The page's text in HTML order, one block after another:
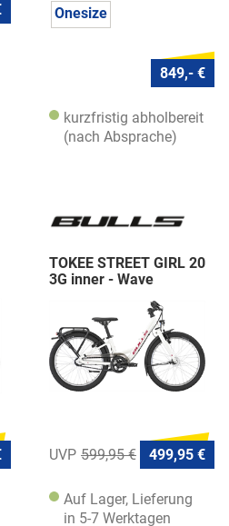
Onesize
849,- €
kurzfristig abholbereit
(nach Absprache)
TOKEE STREET GIRL 20
3G inner - Wave
599,95 € 499,95 €
Auf Lager, Lieferung
in 5-7 Werktagen